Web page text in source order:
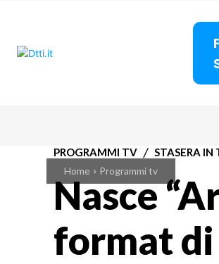
Home Programmi tv
PROGRAMMI TV STASERA IN
Nasce
format